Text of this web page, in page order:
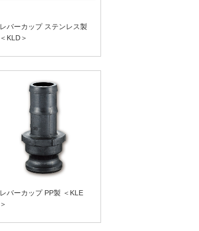
レバーカップ ステンレス製
＜KLD＞
レバーカップ PP製 ＜KLE
＞